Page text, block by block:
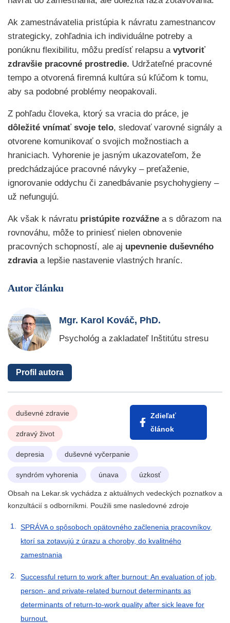
Ak zamestnávatelia pristúpia k návratu zamestnancov
strategicky, zohľadnia ich individuálne potreby a
ponúknu flexibilitu, môžu predísť relapsu a vytvoriť
zdravšie pracovné prostredie. Udržateľné pracovné
tempo a otvorená firemná kultúra sú kľúčom k tomu,
aby sa podobné problémy neopakovali.
Z pohľadu človeka, ktorý sa vracia do práce, je
dôležité vnímať svoje telo, sledovať varovné signály a
otvorene komunikovať o svojich možnostiach a
hraniciach. Vyhorenie je jasným ukazovateľom, že
predchádzajúce pracovné návyky – preťaženie,
ignorovanie oddychu či zanedbávanie psychohygieny –
už nefungujú.
Ak však k návratu pristúpite rozvážne a s dôrazom na
rovnováhu, môže to priniesť nielen obnovenie
pracovných schopností, ale aj upevnenie duševného
zdraviaa lepšie nastavenie vlastných hraníc.
Autor článku
Mgr. Karol Kováč, PhD.
Psychológ a zakladateľ Inštitútu stresu
Profil autora
duševné zdravie
zdravý život
Zdieľať
článok
depresia duševné vyčerpanie
syndróm vyhorenia únava úzkosť
Obsah na Lekar.sk vychádza z aktuálnych vedeckých poznatkov a
konzultácií s odborníkmi. Použili sme nasledovné zdroje
SPRÁVA o spôsoboch opätovného začlenenia pracovníkov,
ktorí sa zotavujú z úrazu a choroby, do kvalitného
zamestnania
Successful return to work after burnout: An evaluation of job,
person- and private-related burnout determinants as
determinants of return-to-work quality after sick leave for
burnout.